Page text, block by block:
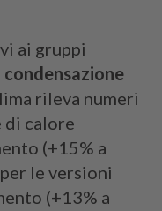
ai gruppi
rileva numeri
di calore
(+15% a
le versioni
(+13% a